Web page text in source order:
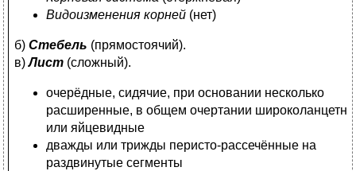
Видоизменения корней (нет)
б) Стебель (прямостоячий).
в)Лист (сложный).
очерёдные, сидячие, при основании несколько
расширенные, в общем очертании
или яйцевидные
дважды или трижды перисто-рассечённые на
раздвинутые сегменты